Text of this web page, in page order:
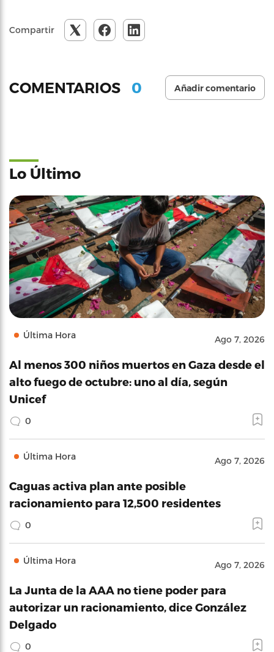
Compartir
COMENTARIOS 0 Añadir comentario
Lo Último
Última Hora Ago 7, 2026
Al menos 300 niños muertos en Gaza desde el
alto fuego de octubre: uno al día, según
Unicef
0
Última Hora Ago 7, 2026
Caguas activa plan ante posible
racionamiento para 12,500 residentes
0
Última Hora Ago 7, 2026
La Junta de la AAA no tiene poder para
autorizar un racionamiento, dice González
Delgado
0